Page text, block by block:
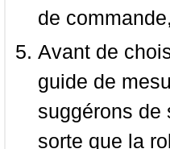
de
Avant de
guide de
suggérons de
sorte que la